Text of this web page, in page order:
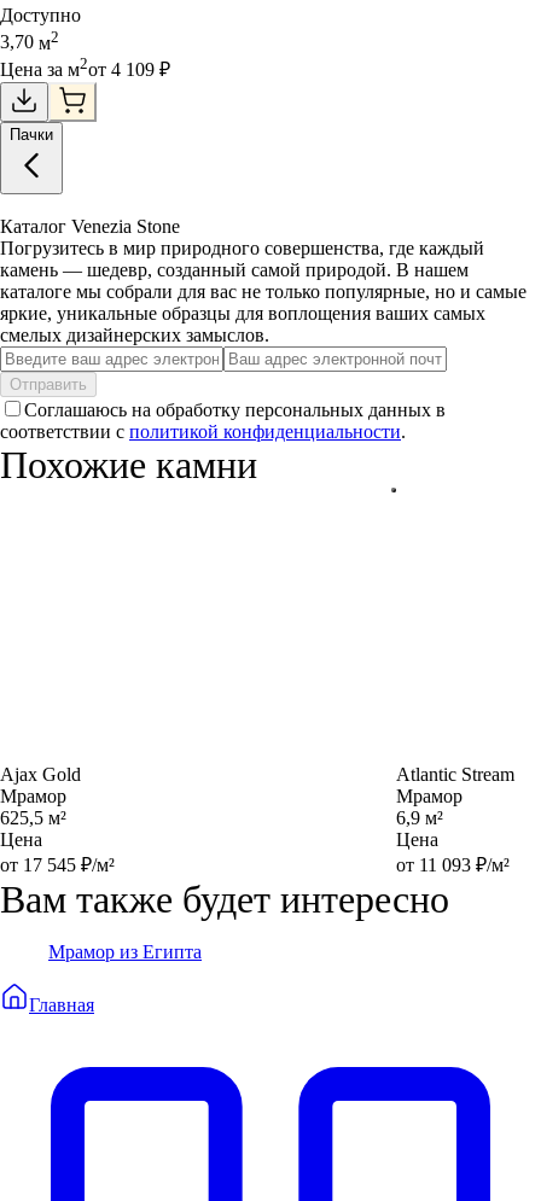
Доступно
3,70 м2
Цена за м2от 4 109 ₽
Пачки
Каталог Venezia Stone
Погрузитесь в мир природного совершенства, где каждый
камень — шедевр, созданный самой природой. В нашем
каталоге мы собрали для вас не только популярные, но и самые
яркие, уникальные образцы для воплощения ваших самых
смелых дизайнерских замыслов.
Отправить
Соглашаюсь на обработку персональных данных в
соответствии с политикой конфиденциальности.
Похожие камни
Ajax Gold
Мрамор
625,5 м²
Цена
от 17 545 ₽/м²
Atlantic Stream
Мрамор
6,9 м²
Цена
от 11 093 ₽/м²
Вам также будет интересно
Мрамор из Египта
Главная